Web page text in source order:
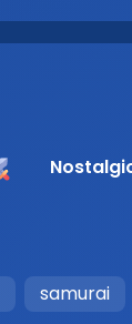
samurai